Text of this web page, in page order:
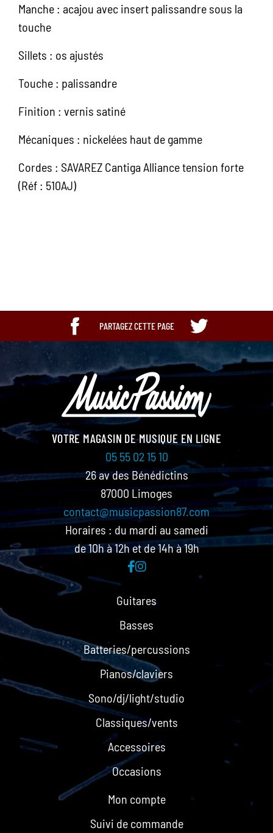
Manche : acajou avec insert palissandre sous la
touche
Sillets : os ajustés
Touche : palissandre
Finition : vernis satiné
Mécaniques : nickelées haut de gamme
Cordes : SAVAREZ Cantiga Alliance tension forte
(Réf : 510AJ)
PARTAGEZ CETTE PAGE
Guitares
Basses
Batteries/percussions
Pianos/claviers
Sono/dj/light/studio
Classiques/vents
Accessoires
Occasions
VOTRE MAGASIN DE MUSIQUE EN LIGNE
05 55 02 15 10
26 av des Bénédictins
87000 Limoges
contact@musicpassion87.com
Horaires : du mardi au samedi
de 10h à 12h et de 14h à 19h
Mon compte
Suivi de commande